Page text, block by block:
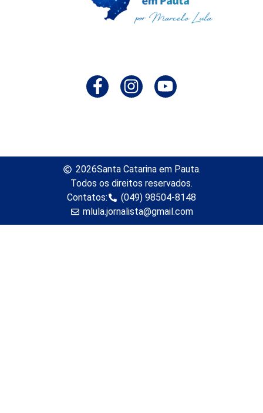
2026Santa Catarina em Pauta.
Todos os direitos reservados.
Contatos:
(049) 98504-8148
mlula.jornalista@gmail.com